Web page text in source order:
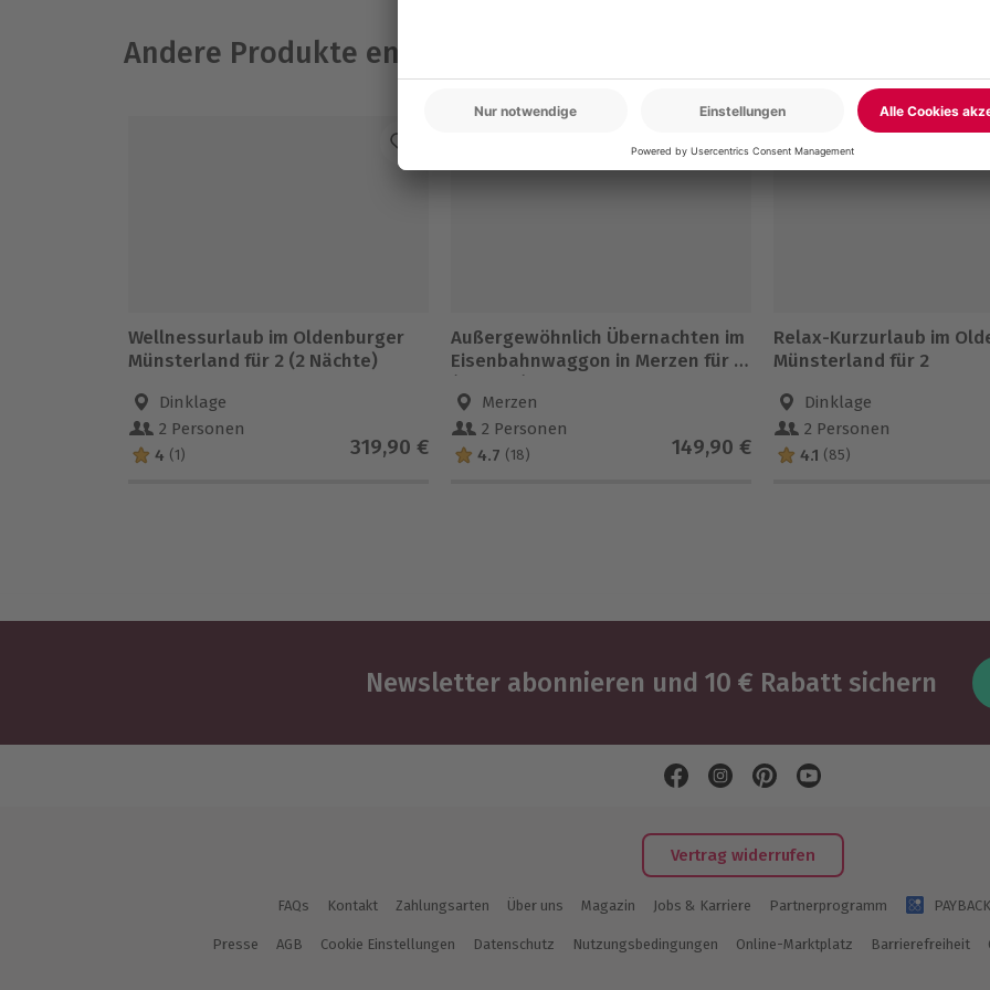
Andere Produkte entdecken
Wellnessurlaub im Oldenburger
Münsterland für 2 (2 Nächte)
Dinklage
2 Personen
4 (1) 319,90 €
Außergewöhnlich Übernachten im
Eisenbahnwaggon in Merzen für 2
(1 Nacht)
Merzen
2 Personen
4.7 (18) 149,90 €
Relax-Kurzurlaub im
Münsterland für 2
Dinklage
2 Personen
4.1 (85)
Newsletter abonnieren und 10 € Rabatt sichern
Vertrag widerrufen
FAQs Kontakt Zahlungsarten Über uns Magazin Jobs & Karriere Partnerprogramm PAYBACK
Presse AGB Cookie Einstellungen Datenschutz Nutzungsbedingungen Online-Marktplatz Barrierefreiheit